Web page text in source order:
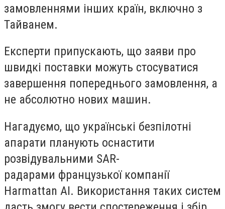
замовленнями інших країн, включно з
Тайванем.
Експерти припускають, що заяви про
швидкі поставки можуть стосуватися
завершення попереднього замовлення, а
не абсолютно нових машин.
Нагадуємо, що українські безпілотні
апарати планують оснастити
розвідувальними SAR-
радарами французької компанії
Harmattan AI. Використання таких систем